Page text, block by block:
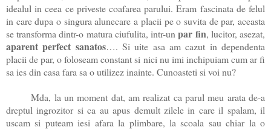
idealul in ceea ce priveste coafarea parului. Eram fascinata de felul
in care dupa o singura alunecare a placii pe o suvita de par, aceasta
se transforma dintr-o matura ciufulita, intr-unpar fin, lucitor, asezat,
aparent perfect sanatos…. Si uite asa am cazut in dependenta
placii de par, o foloseam constant si nici nu imi inchipuiam cum ar fi
sa ies din casa fara sa o utilizez inainte. Cunoasteti si voi nu?
Mda, la un moment dat, am realizat ca parul meu arata de-a
dreptul ingrozitor si ca au apus demult zilele in care il spalam, il
uscam si puteam iesi afara la plimbare, la scoala sau chiar la o